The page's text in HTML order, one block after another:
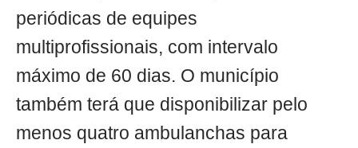
periódicas de equipes
multiprofissionais, com intervalo
máximo de 60 dias. O município
também terá que disponibilizar pelo
menos quatro ambulanchas para